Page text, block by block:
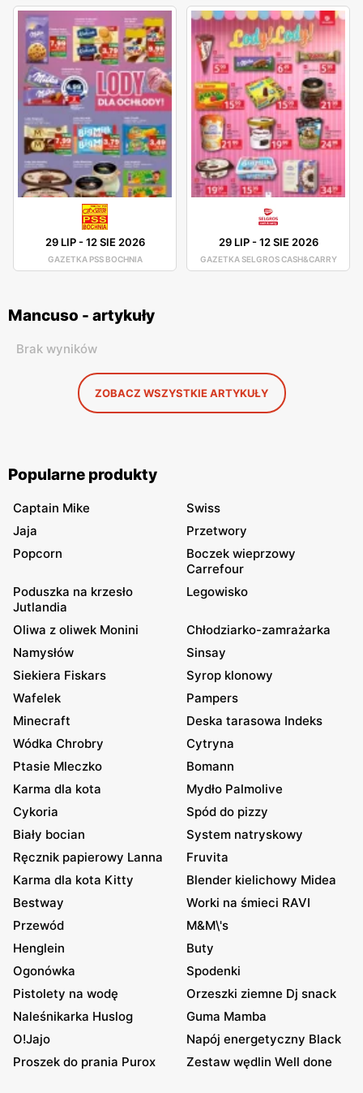
29 LIP-12 SIE 2026
GAZETKA PSS BOCHNIA
29 LIP-12 SIE 2026
GAZETKA SELGROS CASH&CARRY
Mancuso - artykuły
Brak wyników
ZOBACZ WSZYSTKIE ARTYKUŁY
Popularne produkty
Captain Mike
Swiss
Jaja
Przetwory
Popcorn
Boczek wieprzowy
Carrefour
Poduszka na krzesło
Jutlandia
Legowisko
Oliwa z oliwek Monini
Chłodziarko-zamrażarka
Namysłów
Sinsay
Siekiera Fiskars
Syrop klonowy
Wafelek
Pampers
Minecraft
Deska tarasowa Indeks
Wódka Chrobry
Cytryna
Ptasie Mleczko
Bomann
Karma dla kota
Mydło Palmolive
Cykoria
Spód do pizzy
Biały bocian
System natryskowy
Ręcznik papierowy Lanna
Fruvita
Karma dla kota Kitty
Blender kielichowy Midea
Bestway
Worki na śmieci RAVI
Przewód
M&M\'s
Henglein
Buty
Ogonówka
Spodenki
Pistolety na wodę
Orzeszki ziemne Dj snack
Naleśnikarka Huslog
Guma Mamba
O!Jajo
Napój energetyczny Black
Proszek do prania Purox
Zestaw wędlin Well done